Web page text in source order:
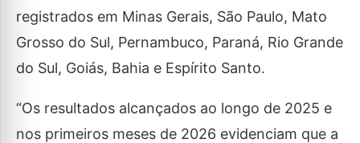
registrados em Minas Gerais, São Paulo, Mato
Grosso do Sul, Pernambuco, Paraná, Rio Grande
do Sul, Goiás, Bahia e Espírito Santo.
“Os resultados alcançados ao longo de 2025 e
nos primeiros meses de 2026 evidenciam que a